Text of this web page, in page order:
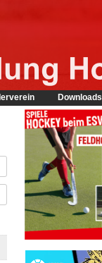
Downloads